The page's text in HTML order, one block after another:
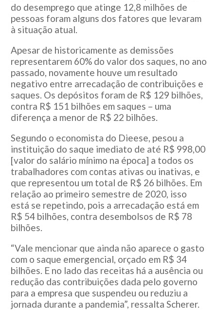
do desemprego que atinge 12,8 milhões de
pessoas foram alguns dos fatores que levaram
à situação atual.
Apesar de historicamente as demissões
representarem 60% do valor dos saques, no ano
passado, novamente houve um resultado
negativo entre arrecadação de contribuições e
saques. Os depósitos foram de R$ 129 bilhões,
contra R$ 151 bilhões em saques – uma
diferença a menor de R$ 22 bilhões.
Segundo o economista do Dieese, pesou a
instituição do saque imediato de até R$ 998,00
[valor do salário mínimo na época] a todos os
trabalhadores com contas ativas ou inativas, e
que representou um total de R$ 26 bilhões. Em
relação ao primeiro semestre de 2020, isso
está se repetindo, pois a arrecadação está em
R$ 54 bilhões, contra desembolsos de R$ 78
bilhões.
“Vale mencionar que ainda não aparece o gasto
com o saque emergencial, orçado em R$ 34
bilhões. E no lado das receitas há a ausência ou
redução das contribuições dada pelo governo
para a empresa que suspendeu ou reduziu a
jornada durante a pandemia”, ressalta Scherer.